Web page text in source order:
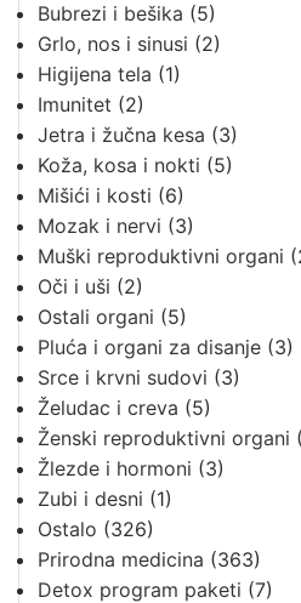
Bubrezi i bešika (5)
Grlo, nos i sinusi (2)
Higijena tela (1)
Imunitet (2)
Jetra i žučna kesa (3)
Koža, kosa i nokti (5)
Mišići i kosti (6)
Mozak i nervi (3)
Muški reproduktivni organi
Oči i uši (2)
Ostali organi (5)
Pluća i organi za disanje (3)
Srce i krvni sudovi (3)
Želudac i creva (5)
Ženski reproduktivni organi
Žlezde i hormoni (3)
Zubi i desni (1)
Ostalo (326)
Prirodna medicina (363)
Detox program paketi (7)